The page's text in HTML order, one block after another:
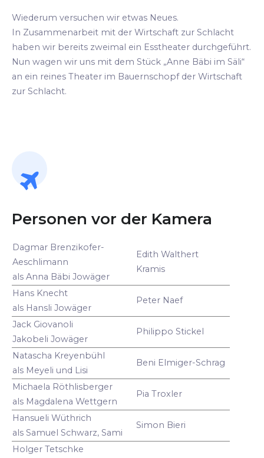
Wiederum versuchen wir etwas Neues.
In Zusammenarbeit mit der Wirtschaft zur Schlacht
haben wir bereits zweimal ein Esstheater durchgeführt.
Nun wagen wir uns mit dem Stück „Anne Bäbi im Säli“
an ein reines Theater im Bauernschopf der Wirtschaft
zur Schlacht.
Personen vor der Kamera
Dagmar Brenzikofer-
Aeschlimann
als Anna Bäbi Jowäger
Edith Walthert
Kramis
Hans Knecht
als Hansli Jowäger
Peter Naef
Jack Giovanoli
Jakobeli Jowäger
Philippo Stickel
Natascha Kreyenbühl
als Meyeli und Lisi
Beni Elmiger-Schrag
Michaela Röthlisberger
als Magdalena Wettgern
Pia Troxler
Hansueli Wüthrich
als Samuel Schwarz, Sami
Simon Bieri
Holger Tetschke